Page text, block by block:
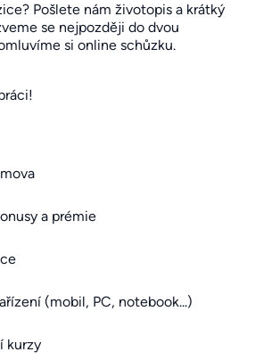
Pošlete nám životopis a krátký
se nejpozději do dvou
si online schůzku.
a prémie
(mobil, PC, notebook...)
kurzy